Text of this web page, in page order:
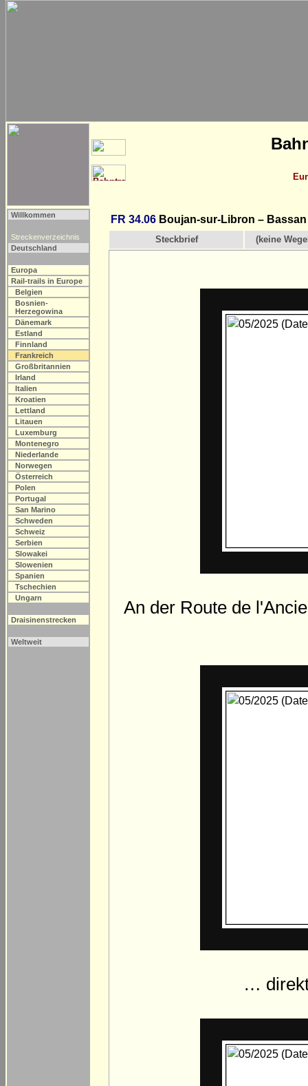
Willkommen
Streckenverzeichnis
Deutschland
Europa
Rail-trails in Europe
Belgien
Bosnien-
Herzegowina
Dänemark
Estland
Finnland
Frankreich
Großbritannien
Irland
Italien
Kroatien
Lettland
Litauen
Luxemburg
Montenegro
Niederlande
Norwegen
Österreich
Polen
Portugal
San Marino
Schweden
Schweiz
Serbien
Slowakei
Slowenien
Spanien
Tschechien
Ungarn
Draisinenstrecken
Weltweit
FR 34.06 Boujan-sur-Libron –
Steckbrief (keine
An der Route de
…